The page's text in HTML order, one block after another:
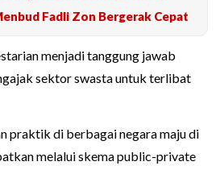
Fadli Zon Bergerak Cepat
menjadi tanggung jawab
sektor swasta untuk terlibat
praktik di berbagai negara maju di
melalui skema public-private